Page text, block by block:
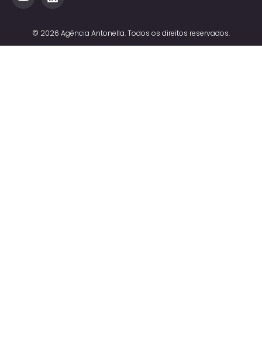
© 2026 Agência Antonella. Todos os direitos reservados.